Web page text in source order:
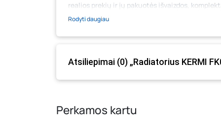
realios prekių ir jų pakuotės išvaizdos,
medžiaga su aprašymu) yra bendrinio
prašome vadovautis ta kaina, kuri galioja
Rodyti daugiau
Atsiliepimai (0) „Radiatorius KERMI
Perkamos kartu